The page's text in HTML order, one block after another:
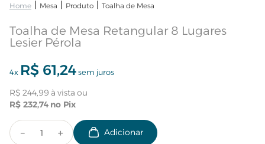
Mesa Produto Toalha de Mesa
Toalha de Mesa Retangular 8 Lugares
Lesier Pérola
4x R$ 61,24sem juros
R$ 244,99
R$ 232,74
＋
－